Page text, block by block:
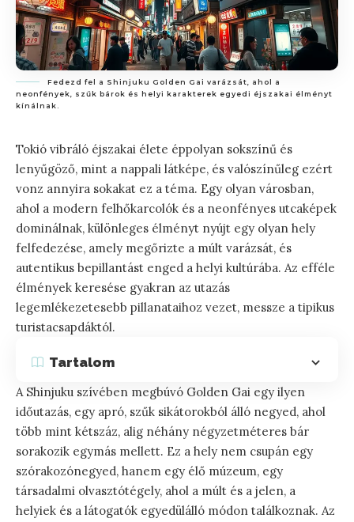
Fedezd fel a Shinjuku Golden Gai varázsát, ahol a
neonfények, szűk bárok és helyi karakterek egyedi éjszakai élményt
kínálnak.
Tokió vibráló éjszakai élete éppolyan sokszínű és
lenyűgöző, mint a nappali látképe, és valószínűleg ezért
vonz annyira sokakat ez a téma. Egy olyan városban,
ahol a modern felhőkarcolók és a neonfényes utcaképek
dominálnak, különleges élményt nyújt egy olyan hely
felfedezése, amely megőrizte a múlt varázsát, és
autentikus bepillantást enged a helyi kultúrába. Az efféle
élmények keresése gyakran az utazás
legemlékezetesebb pillanataihoz vezet, messze a tipikus
turistacsapdáktól.
Tartalom
A Shinjuku szívében megbúvó Golden Gai egy ilyen
időutazás, egy apró, szűk sikátorokból álló negyed, ahol
több mint kétszáz, alig néhány négyzetméteres bár
sorakozik egymás mellett. Ez a hely nem csupán egy
szórakozónegyed, hanem egy élő múzeum, egy
társadalmi olvasztótégely, ahol a múlt és a jelen, a
helyiek és a látogatók egyedülálló módon találkoznak. Az